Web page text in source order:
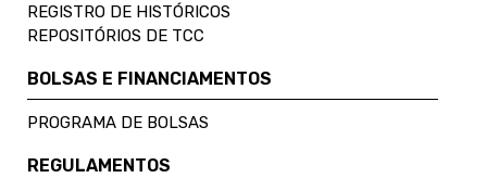
REGISTRO DE HISTÓRICOS
REPOSITÓRIOS DE TCC
BOLSAS E FINANCIAMENTOS
PROGRAMA DE BOLSAS
REGULAMENTOS